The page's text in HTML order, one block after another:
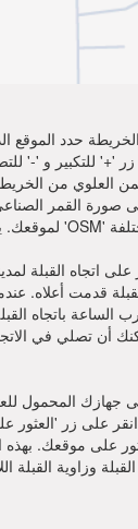
حدد الموقع
'+' للتكبير و '-'
العلوي من
اتجاه القبلة
قدمت أعلاه.
أن تصلي في
جهازك المحمول
على زر 'العثور
على موقعك.